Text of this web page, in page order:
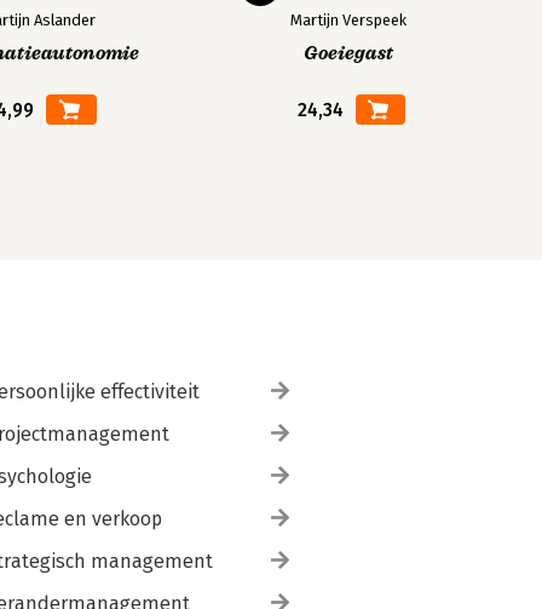
Aslander Martijn Verspeek
Goeiegast
24,34
effectiviteit
en verkoop
management